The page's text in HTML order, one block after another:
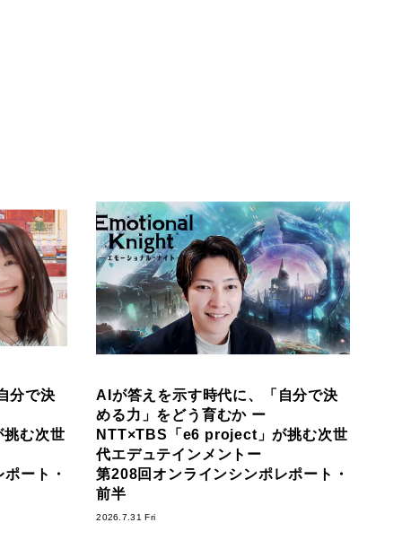
分で決
む次世
ート・
AIが答えを示す時代に、「自分で決
める力」をどう育むか ー
NTT×TBS「e6 project」が挑む次世
代エデュテインメントー
第208回オンラインシンポレポート・
前半
2026.7.31 Fri